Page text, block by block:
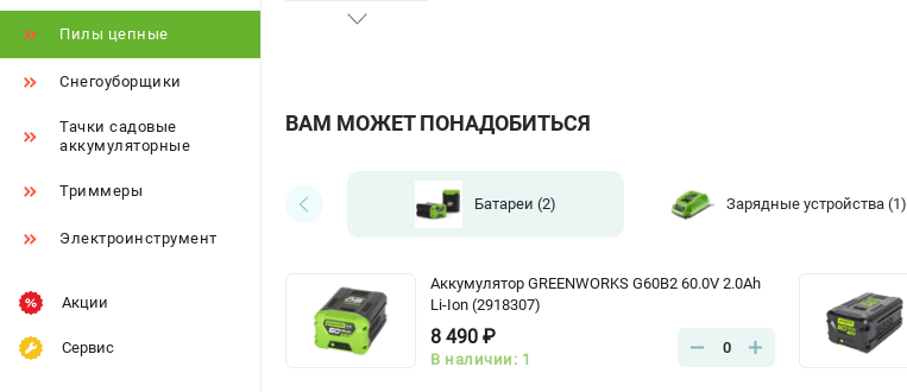
Пилы цепные
Снегоуборщики
Тачки садовые
аккумуляторные
Триммеры
Электроинструмент
Акции
Сервис
ВАМ МОЖЕТ ПОНАДОБИТЬСЯ
Батареи (2) Зарядные устройства(1)
Аккумулятор GREENWORKS G60B2 60.0V 2.0Ah
Li-Ion (2918307)
8 490 ₽
В наличии: 1
0